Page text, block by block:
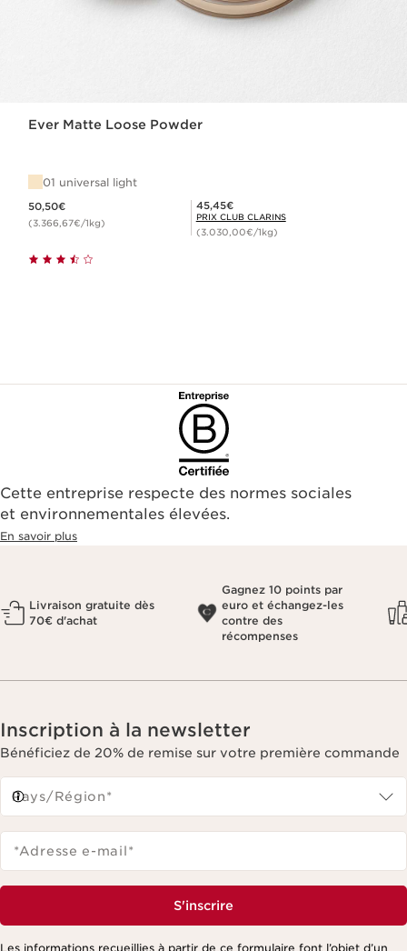
Ever Matte Loose Powder
01 universal light
50,50€
(3.366,67€/1kg)
Prix Club Clarins 45,45€
45,45€
PRIX CLUB CLARINS
(3.030,00€/1kg)
Cette entreprise respecte des normes sociales
et environnementales élevées.
En savoir plus
Livraison gratuite dès
70€ d'achat
Gagnez 10 points par
euro et échangez-les
contre des
récompenses
Inscription à la newsletter
Bénéficiez de 20% de remise sur votre première commande
Pays/Région*
*Adresse e-mail*
S'inscrire
Les informations recueillies à partir de ce formulaire font l’objet d’un